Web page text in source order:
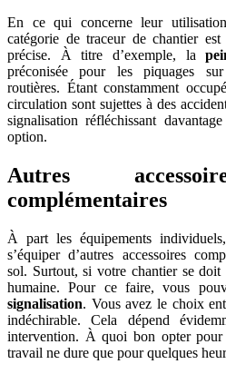
En ce qui concerne leur
catégorie de traceur de chantier
précise. À titre d’exemple, la
préconisée pour les piquages
routières. Étant constamment
circulation sont sujettes à des
signalisation réfléchissant
option.
Autres
complémentaires
À part les équipements
s’équiper d’autres accessoires
sol. Surtout, si votre chantier se doit
humaine. Pour ce faire, vous
signalisation. Vous avez le choix
indéchirable. Cela dépend
intervention. À quoi bon opter
travail ne dure que pour quelques